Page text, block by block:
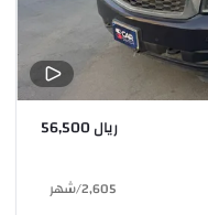
ريال 56,500
2,605
/شهر